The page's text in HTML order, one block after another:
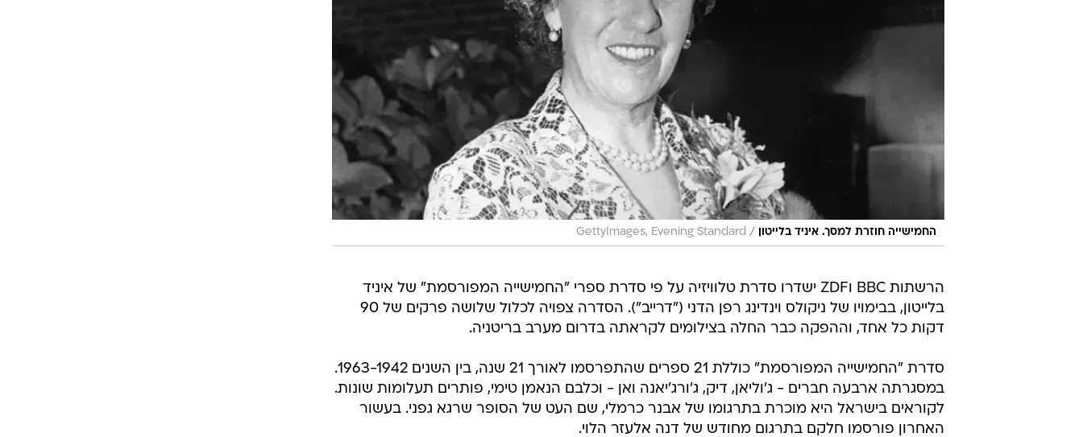
החמישייה חוזרת למסך. איניד בלייטון /
GettyImages, Evening Standard
הרשתות BBC וZDF ישדרו סדרת טלוויזיה על פי סדרת ספרי "החמישייה המפורסמת" של איניד
בלייטון, בבימויו של ניקולס וינדינג רפן הדני ("דרייב"). הסדרה צפויה לכלול שלושה פרקים של 90
דקות כל אחד, וההפקה כבר החלה בצילומים לקראתה בדרום מערב בריטניה.
סדרת "החמישייה המפורסמת" כוללת 21 ספרים שהתפרסמו לאורך 21 שנה, בין השנים 1963-1942.
במסגרתה ארבעה חברים - ג'וליאן, דיק, ג'ורג'יאנה ואן - וכלבם הנאמן טימי, פותרים תעלומות שונות.
לקוראים בישראל היא מוכרת בתרגומו של אבנר כרמלי, שם העט של הסופר שרגא גפני. בעשור
האחרון פורסמו חלקם בתרגום מחודש של דנה אלעזר הלוי.